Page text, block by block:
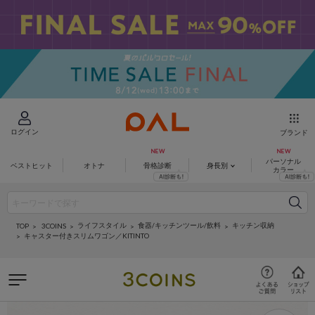
ログイン ブランド
ベストヒット オトナ 骨格診断 身長別
パーソナル
カラー
TOP 3COINS ライフスタイル 食器/キッチンツール/飲料
キッチン収納
キャスター付きスリムワゴン／KITINTO